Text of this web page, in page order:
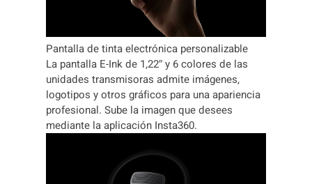
Pantalla de tinta electrónica personalizable
La pantalla E-Ink de 1,22″ y 6 colores de las
unidades transmisoras admite imágenes,
logotipos y otros gráficos para una apariencia
profesional. Sube la imagen que desees
mediante la aplicación Insta360.